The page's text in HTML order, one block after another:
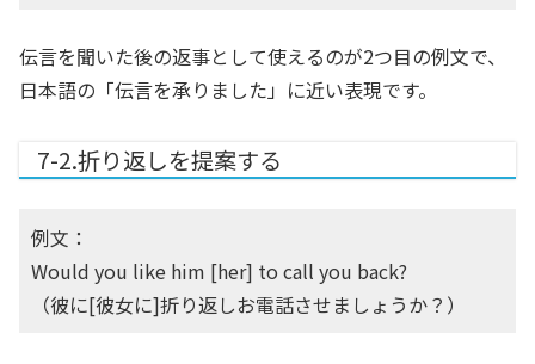
伝言を聞いた後の返事として使えるのが2つ目の例文で、
日本語の「伝言を承りました」に近い表現です。
7-2.折り返しを提案する
例文：
Would you like him [her] to call you back?
（彼に[彼女に]折り返しお電話させましょうか？）